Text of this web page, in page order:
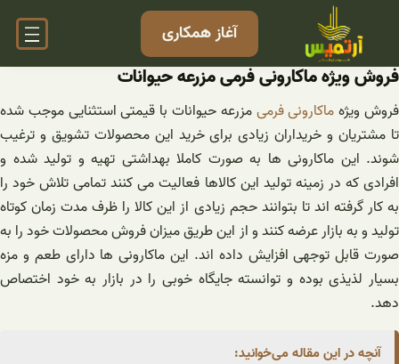
آغاز همکاری
فروش ویژه ماکارونی فرمی مزرعه حیوانات
فروش ویژهماکارونی فرمیمزرعه حیوانات با قیمتی استثنایی موجب شده
تا مشتریان و خریداران زیادی برای خرید این محصولات تشویق و ترغیب
شوند. این ماکارونی ها به صورت کاملا بهداشتی تهیه و تولید شده و
افرادی که در زمینه تولید این کالاها فعالیت می کنند تمامی تلاش خود را
به کار گرفته اند تا بتوانند حجم زیادی از این کالا را ظرف مدت زمان کوتاه
تولید و به بازار عرضه کنند و از این طریق میزان فروش محصولات خود را به
صورت قابل توجهی افزایش داده اند. این ماکارونی ها دارای طعم و مزه
بسیار لذیذی بوده و توانسته جایگاه خوبی را در بازار به خود اختصاص
دهد.
آنچه در این مقاله می‌خوانید: